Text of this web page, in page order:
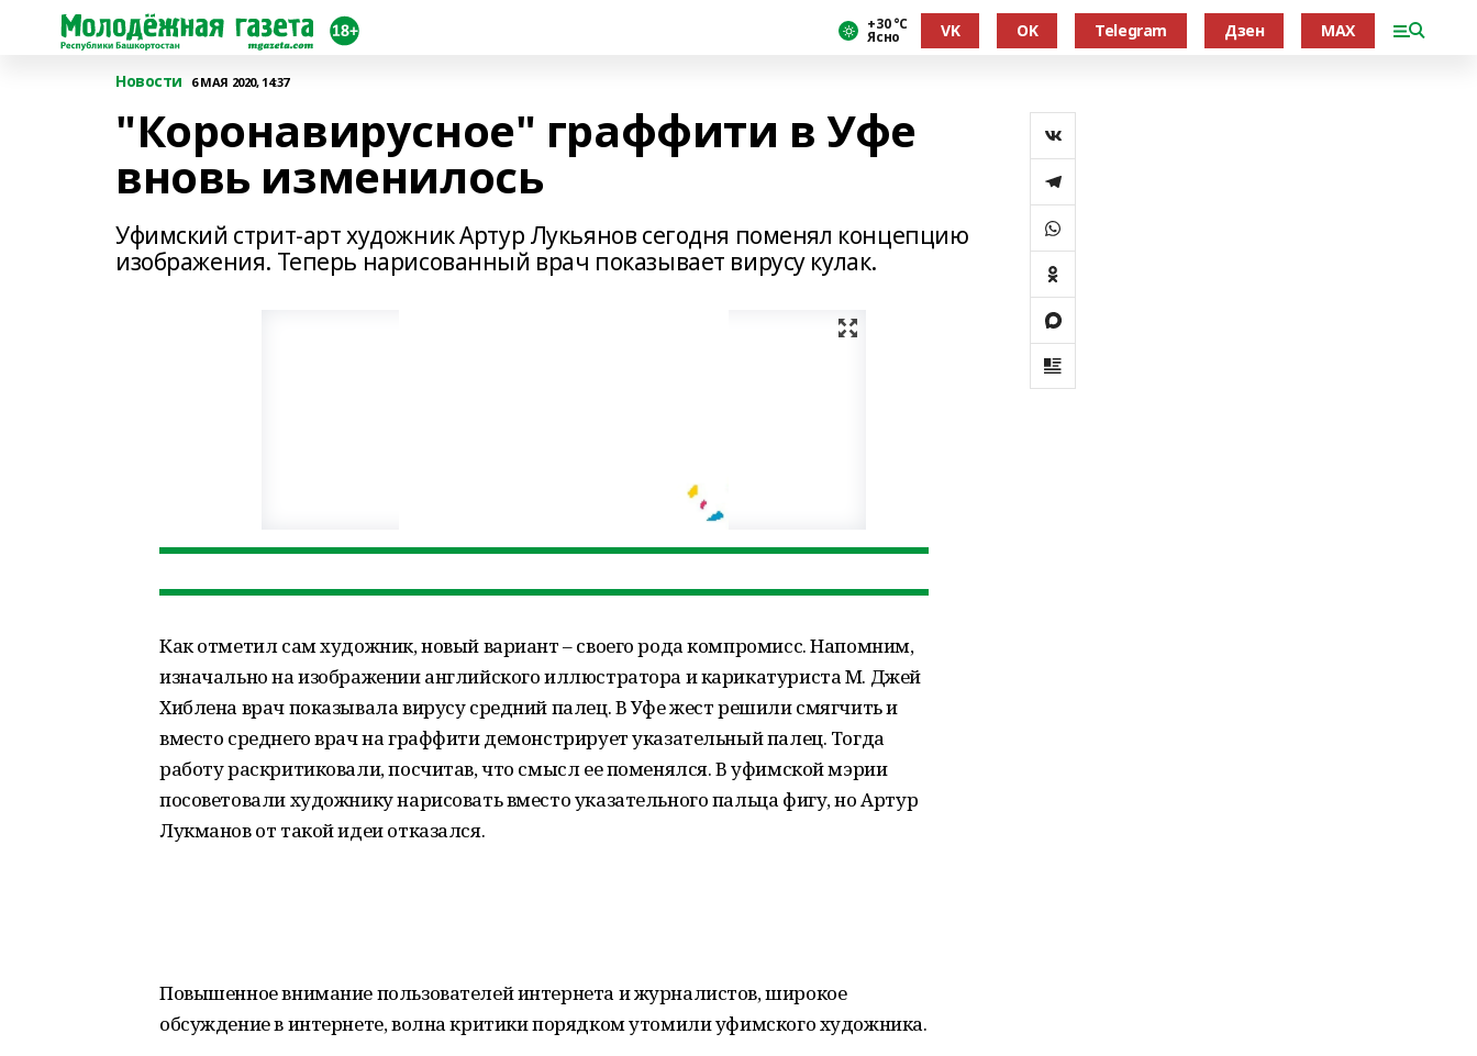
+30 °С
Ясно VK OK Telegram Дзен MAX
Новости 6 МАЯ 2020, 14:37
"Коронавирусное" граффити в Уфе
вновь изменилось
Уфимский стрит-арт художник Артур Лукьянов сегодня поменял концепцию
изображения. Теперь нарисованный врач показывает вирусу кулак.
Как отметил сам художник, новый вариант – своего рода компромисс. Напомним,
изначально на изображении английского иллюстратора и карикатуриста М. Джей
Хиблена врач показывала вирусу средний палец. В Уфе жест решили смягчить и
вместо среднего врач на граффити демонстрирует указательный палец. Тогда
работу раскритиковали, посчитав, что смысл ее поменялся. В уфимской мэрии
посоветовали художнику нарисовать вместо указательного пальца фигу, но Артур
Лукманов от такой идеи отказался.
Повышенное внимание пользователей интернета и журналистов, широкое
обсуждение в интернете, волна критики порядком утомили уфимского художника.